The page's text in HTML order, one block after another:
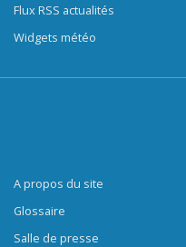
Flux RSS actualités
Widgets météo
A propos du site
Glossaire
Salle de presse